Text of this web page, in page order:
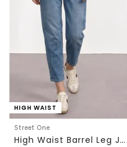
HIGH WAIST
Street One
High Waist Barrel Leg Jeans im Loose Fit